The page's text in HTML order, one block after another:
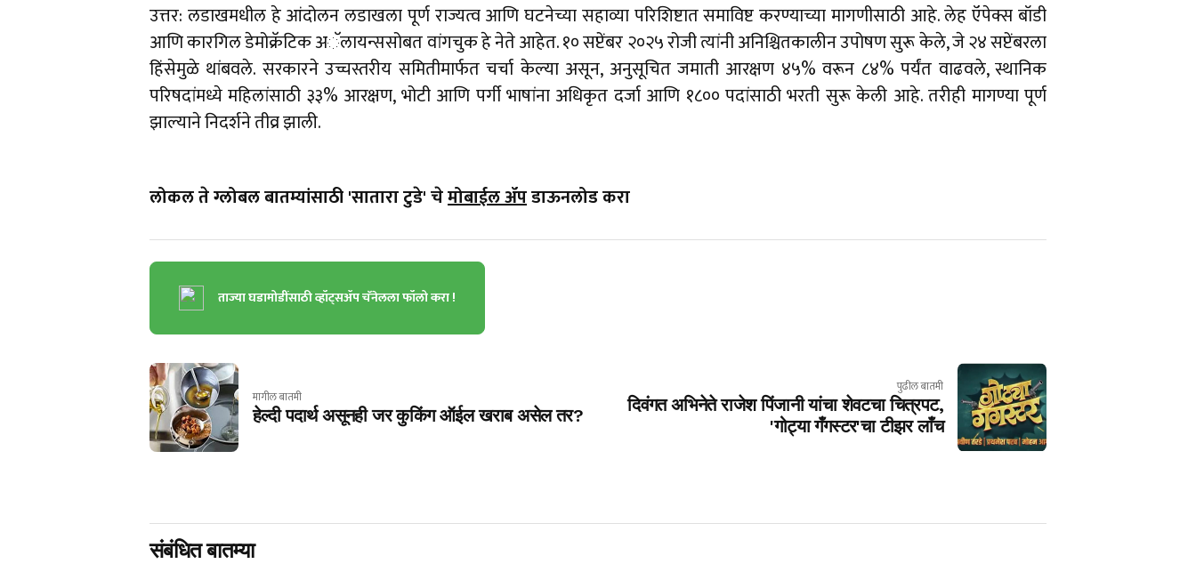
उत्तर: लडाखमधील हे आंदोलन लडाखला पूर्ण राज्यत्व आणि घटनेच्या सहाव्या परिशिष्टात समाविष्ट करण्याच्या मागणीसाठी आहे. लेह ऍपेक्स बॉडी
आणि कारगिल डेमोक्रॅटिक अॅलायन्ससोबत वांगचुक हे नेते आहेत. १० सप्टेंबर २०२५ रोजी त्यांनी अनिश्चितकालीन उपोषण सुरू केले, जे २४ सप्टेंबरला
हिंसेमुळे थांबवले. सरकारने उच्चस्तरीय समितीमार्फत चर्चा केल्या असून, अनुसूचित जमाती आरक्षण ४५% वरून ८४% पर्यंत वाढवले, स्थानिक
परिषदांमध्ये महिलांसाठी ३३% आरक्षण, भोटी आणि पर्गी भाषांना अधिकृत दर्जा आणि १८०० पदांसाठी भरती सुरू केली आहे. तरीही मागण्या पूर्ण
झाल्याने निदर्शने तीव्र झाली.
लोकल ते ग्लोबल बातम्यांसाठी 'सातारा टुडे' चेमोबाईल ॲपडाऊनलोड करा
ताज्या घडामोडींसाठी व्हॉट्सॲप चॅनेलला फॉलो करा !
मागील बातमी
हेल्दी पदार्थ असूनही जर कुकिंग ऑईल खराब असेल तर?
पुढील बातमी
दिवंगत अभिनेते राजेश पिंजानी यांचा शेवटचा चित्रपट,
'गोट्या गँगस्टर'चा टीझर लाँच
संबंधित बातम्या